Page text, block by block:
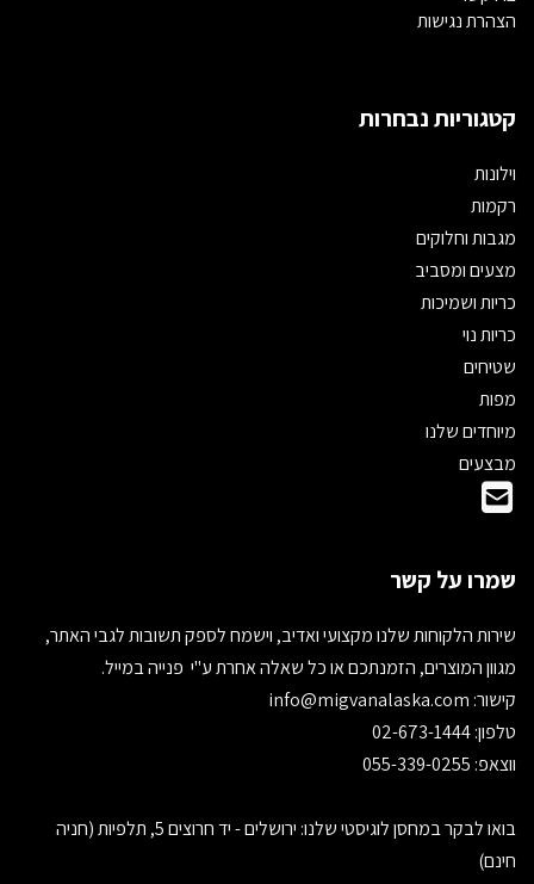
הצהרת נגישות
קטגוריות נבחרות
וילונות
רקמות
מגבות וחלוקים
מצעים ומסביב
כריות ושמיכות
כריות נוי
שטיחים
מפות
מיוחדים שלנו
מבצעים
שמרו על קשר
שירות הלקוחות שלנו מקצועי ואדיב, וישמח לספק תשובות לגבי האתר,
מגוון המוצרים, הזמנתכם או כל שאלה אחרת ע"י פנייה במייל.
קישור:
טלפון: 02-673-1444
ווצאפ: 055-339-0255
בואו לבקר במחסן לוגיסטי שלנו: ירושלים - יד חרוצים 5, תלפיות (חניה
חינם)